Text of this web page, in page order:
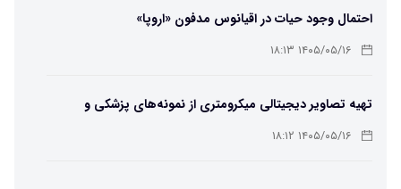
احتمال وجود حیات در اقیانوس مدفون «اروپا»
۱۴۰۵/۰۵/۱۶ ۱۸:۱۳
تهیه تصاویر دیجیتالی میکرومتری از نمونه‌های پزشکی و
صنعتی۱۴۰۵/۰۵/۱۶ ۱۸:۱۲